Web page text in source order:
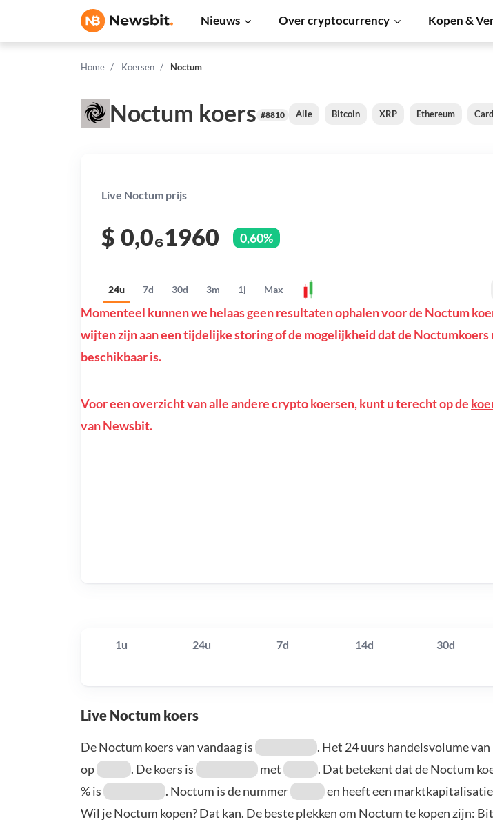
Nieuws Over cryptocurrency Kopen &
Home Koersen Noctum
Noctum koers #8810 Alle Bitcoin XRP Ethereum
Live Noctum prijs
$ 0,0₆1960 0,60%
24u 7d 30d 3m 1j Max
Momenteel kunnen we helaas geen resultaten ophalen voor de Noctum
wijten zijn aan een tijdelijke storing of de mogelijkheid dat de Noctumkoers
beschikbaar is.
Voor een overzicht van alle andere crypto koersen, kunt u terecht op de
van Newsbit.
1u 24u 7d 14d 30d
Live Noctum koers
De Noctum koers van vandaag is
. Het 24 uurs handelsvolume
op
. De koers is met
. Dat betekent dat de Noctum
% is
. Noctum is de nummer en heeft een
Wil je Noctum kopen? Dat kan. De beste plekken om Noctum te kopen zijn: